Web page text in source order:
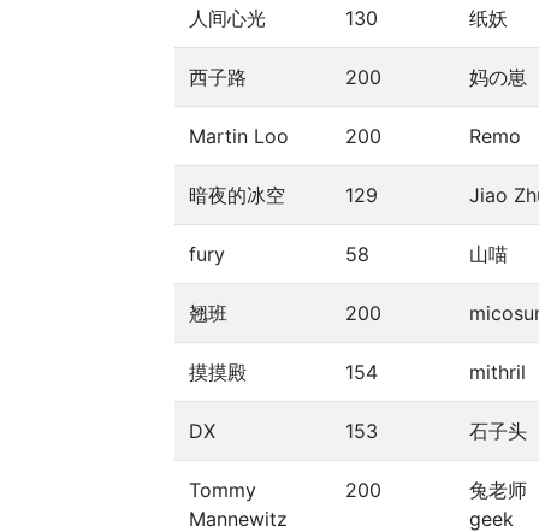
人间心光 130 纸妖
西子路 200 妈の崽
Martin Loo 200 Remo
暗夜的冰空 129 Jiao
fury 58 山喵
翘班 200
摸摸殿 154 mithril
DX 153 石子头
Tommy
Mannewitz
200
兔老师
geek